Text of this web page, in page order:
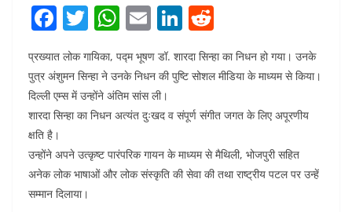
F
a
c
e
b
o
o
k
T
w
itt
er
W
at
s
A
p
p
E
m
ai
l
Li
k
dI
n
d
t
प्रख्यात लोक गायिका, पद्म भूषण डॉ. शारदा सिन्हा का निधन हो गया। उनके
पुत्र अंशुमन सिन्हा ने उनके निधन की पुष्टि सोशल मीडिया के माध्यम से किया।
दिल्ली एम्स में उन्होंने अंतिम सांस ली।
शारदा सिन्हा का निधन अत्यंत दुःखद व संपूर्ण संगीत जगत के लिए अपूरणीय
क्षति है।
उन्होंने अपने उत्कृष्ट पारंपरिक गायन के माध्यम से मैथिली, भोजपुरी सहित
अनेक लोक भाषाओं और लोक संस्कृति की सेवा की तथा राष्ट्रीय पटल पर उन्हें
सम्मान दिलाया।